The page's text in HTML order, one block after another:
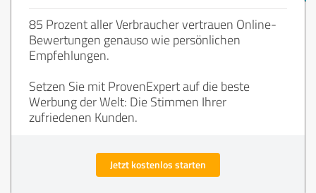
85 Prozent aller Verbraucher vertrauen Online-
Bewertungen genauso wie persönlichen
Empfehlungen.
Setzen Sie mit ProvenExpert auf die beste
Werbung der Welt: Die Stimmen Ihrer
zufriedenen Kunden.
Jetzt kostenlos starten